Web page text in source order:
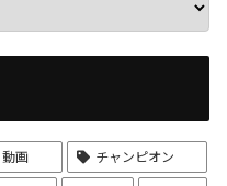
動画 チャンピオン